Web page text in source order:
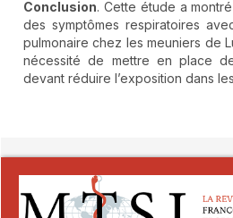
Conclusion. Cette étude a
des symptômes respiratoires
pulmonaire chez les meuniers de
nécessité de mettre en place
devant réduire l’exposition dans